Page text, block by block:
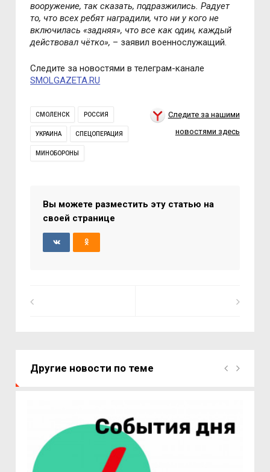
вооружение, так сказать, подразжились. Радует
то, что всех ребят наградили, что ни у кого не
включилась «задняя», что все как один, каждый
действовал чётко», – заявил военнослужащий.
Следите за новостями в телеграм-канале
SMOLGAZETA.RU
СМОЛЕНСК РОССИЯ
УКРАИНА СПЕЦОПЕРАЦИЯ
МИНОБОРОНЫ
Следите за нашими
новостями здесь
Вы можете разместить эту статью на
своей странице
Другие новости по теме